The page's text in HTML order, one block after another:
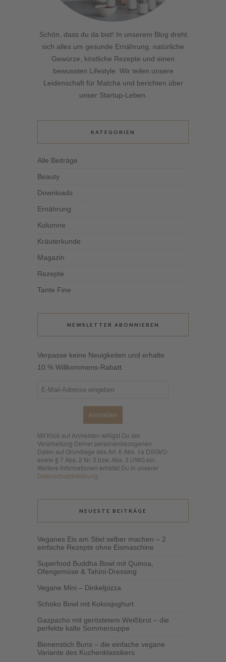
Schön, dass du da bist! In unserem Blog dreht
sich alles um gesunde Ernährung, natürliche
Gewürze, köstliche Rezepte und einen
bewussten Lifestyle. Wir teilen unsere
Leidenschaft für Matcha und berichten über
unser Startup-Leben.
KATEGORIEN
Alle Beiträge
Beauty
Downloads
Ernährung
Kolumne
Kräuterkunde
Magazin
Rezepte
Tante Fine
NEWSLETTER ABONNIEREN
Verpasse keine Neuigkeiten und erhalte
10 % Willkommens-Rabatt.
Anmelden
Mit Klick auf Anmelden willigst Du der
Verarbeitung Deiner personenbezogenen
Daten auf Grundlage des Art. 6 Abs. 1a DSGVO
sowie § 7 Abs. 2 Nr. 3 bzw. Abs. 3 UWG ein.
Weitere Informationen erhältst Du in unserer
Datenschutzerklärung
NEUESTE BEITRÄGE
Veganes Eis am Stiel selber machen – 2
einfache Rezepte ohne Eismaschine
Superfood Buddha Bowl mit Quinoa,
Ofengemüse & Tahini-Dressing
Vegane Mini – Dinkelpizza
Schoko Bowl mit Kokosjoghurt
Gazpacho mit geröstetem Weißbrot – die
perfekte kalte Sommersuppe
Bienenstich Buns – die einfache vegane
Variante des Kuchenklassikers